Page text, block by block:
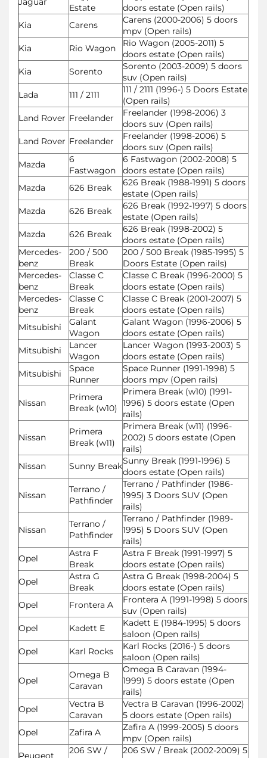
Estate
doors estate (Open rails)
Kia
Carens
Carens (2000-2006) 5 doors
mpv (Open rails)
Kia
Rio Wagon
Rio Wagon (2005-2011) 5
doors estate (Open rails)
Kia
Sorento
Sorento (2003-2009) 5 doors
suv (Open rails)
Lada
111 / 2111
111 / 2111 (1996-) 5 Doors Estate
(Open rails)
Land Rover Freelander
Freelander (1998-2006) 3
doors suv (Open rails)
Land Rover Freelander
Freelander (1998-2006) 5
doors suv (Open rails)
Mazda
6
Fastwagon
6 Fastwagon (2002-2008) 5
doors estate (Open rails)
Mazda
626 Break
626 Break (1988-1991) 5 doors
estate (Open rails)
Mazda
626 Break
626 Break (1992-1997) 5 doors
estate (Open rails)
Mazda
626 Break
626 Break (1998-2002) 5
doors estate (Open rails)
Mercedes-
benz
200 / 500
Break
200 / 500 Break (1985-1995) 5
Doors Estate (Open rails)
Mercedes-
benz
Classe C
Break
Classe C Break (1996-2000) 5
doors estate (Open rails)
Mercedes-
benz
Classe C
Break
Classe C Break (2001-2007) 5
doors estate (Open rails)
Mitsubishi
Galant
Wagon
Galant Wagon (1996-2006) 5
doors estate (Open rails)
Mitsubishi
Lancer
Wagon
Lancer Wagon (1993-2003) 5
doors estate (Open rails)
Mitsubishi
Space
Runner
Space Runner (1991-1998) 5
doors mpv (Open rails)
Nissan
Primera
Break (w10)
Primera Break (w10) (1991-
1996) 5 doors estate (Open
rails)
Nissan
Primera
Break (w11)
Primera Break (w11) (1996-
2002) 5 doors estate (Open
rails)
Nissan
Sunny BreakSunny Break (1991-1996) 5
doors estate (Open rails)
Nissan
Terrano /
Pathfinder
Terrano / Pathfinder (1986-
1995) 3 Doors SUV (Open
rails)
Nissan
Terrano /
Pathfinder
Terrano / Pathfinder (1989-
1995) 5 Doors SUV (Open
rails)
Opel
Astra F
Break
Astra F Break (1991-1997) 5
doors estate (Open rails)
Opel
Astra G
Break
Astra G Break (1998-2004) 5
doors estate (Open rails)
Opel
Frontera A
Frontera A (1991-1998) 5 doors
suv (Open rails)
Opel
Kadett E
Kadett E (1984-1995) 5 doors
saloon (Open rails)
Opel
Karl Rocks
Karl Rocks (2016-) 5 doors
saloon (Open rails)
Opel
Omega B
Caravan
Omega B Caravan (1994-
1999) 5 doors estate (Open
rails)
Opel
Vectra B
Caravan
Vectra B Caravan (1996-2002)
5 doors estate (Open rails)
Opel
Zafira A
Zafira A (1999-2005) 5 doors
mpv (Open rails)
Peugeot
206 SW /
206 SW / Break (2002-2009) 5